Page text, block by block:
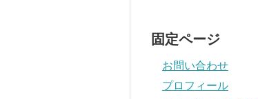
固定ページ
お問い合わせ
プロフィール